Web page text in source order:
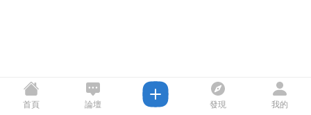
首頁 論壇 發現 我的